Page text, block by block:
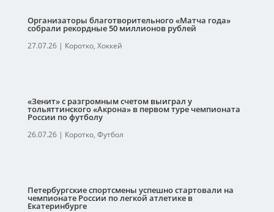
Организаторы благотворительного «Матча года»
собрали рекордные 50 миллионов рублей
27.07.26| Коротко, Хоккей
«Зенит» с разгромным счетом выиграл у
тольяттинского «Акрона» в первом туре чемпионата
России по футболу
26.07.26| Коротко, Футбол
Петербургские спортсмены успешно стартовали на
чемпионате России по легкой атлетике в
Екатеринбурге